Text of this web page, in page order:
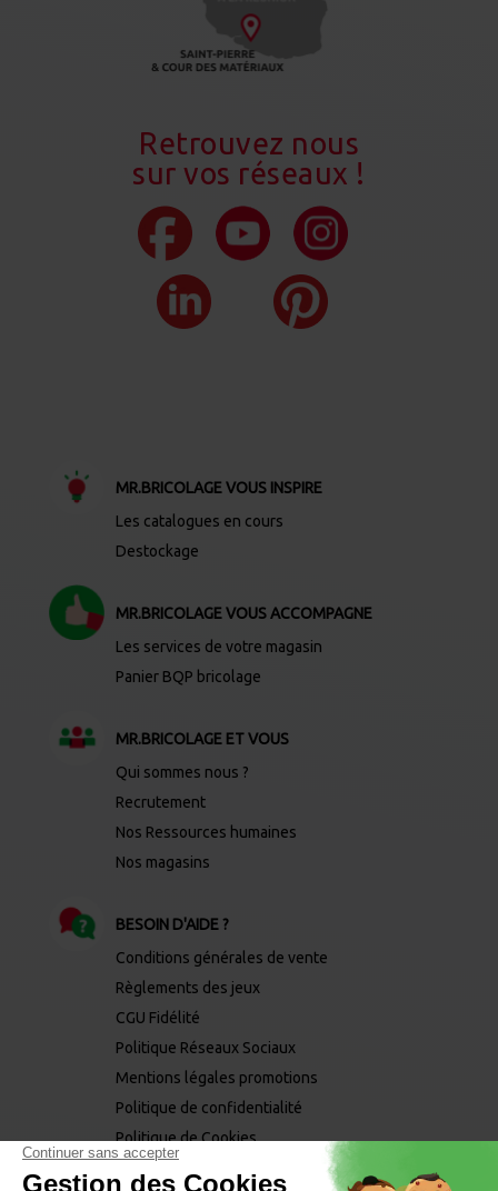
Retrouvez nous
sur vos réseaux !
MR.BRICOLAGE VOUS INSPIRE
Les catalogues en cours
Destockage
MR.BRICOLAGE VOUS ACCOMPAGNE
Les services de votre magasin
Panier BQP bricolage
MR.BRICOLAGE ET VOUS
Qui sommes nous ?
Recrutement
Nos Ressources humaines
Nos magasins
BESOIN D'AIDE ?
Conditions générales de vente
Règlements des jeux
CGU Fidélité
Politique Réseaux Sociaux
Mentions légales promotions
Politique de confidentialité
Politique de Cookies